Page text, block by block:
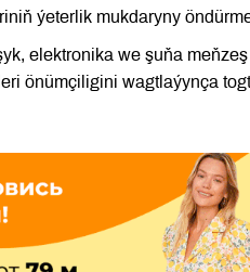
ýeterlik mukdaryny
elektronika we şuňa
önümçiligini wagtlaýynça